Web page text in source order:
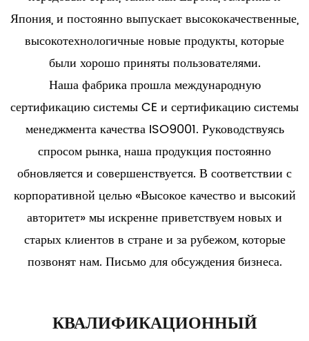
Япония, и постоянно выпускает высококачественные,
высокотехнологичные новые продукты, которые
были хорошо приняты пользователями.
Наша фабрика прошла международную
сертификацию системы CE и сертификацию системы
менеджмента качества ISO9001. Руководствуясь
спросом рынка, наша продукция постоянно
обновляется и совершенствуется. В соответствии с
корпоративной целью «Высокое качество и высокий
авторитет» мы искренне приветствуем новых и
старых клиентов в стране и за рубежом, которые
позвонят нам. Письмо для обсуждения бизнеса.
КВАЛИФИКАЦИОННЫЙ